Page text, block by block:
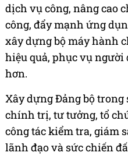
dịch vụ công, nâng cao
công, đẩy mạnh ứng
xây dựng bộ máy hành
hiệu quả, phục vụ
hơn.
Xây dựng Đảng bộ
chính trị, tư tưởng, tổ
công tác kiểm tra, giám
lãnh đạo và sức chiến